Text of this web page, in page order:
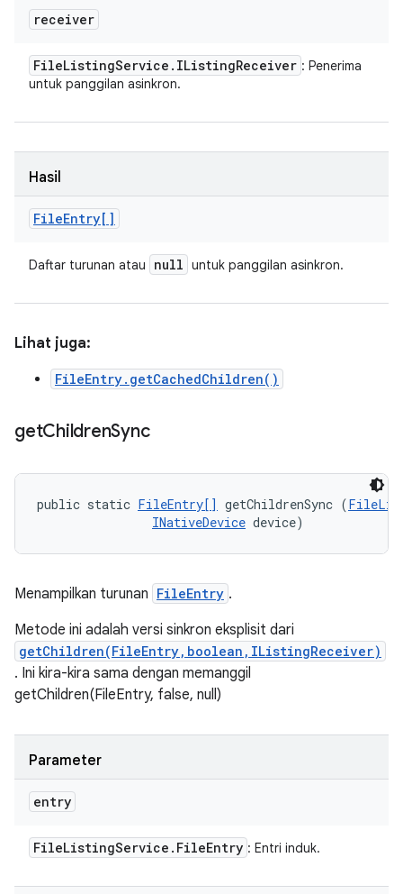
receiver
FileListingService . IListingReceiver : Penerima
untuk panggilan asinkron.
Hasil
FileEntry[]
Daftar turunan atau null untuk panggilan asinkron.
Lihat juga:
FileEntry.getCachedChildren()
getChildrenSync
public static FileEntry[] getChildrenSync (
INativeDevice device)
Menampilkan turunan FileEntry .
Metode ini adalah versi sinkron eksplisit dari
getChildren(FileEntry,boolean,IListingReceiver)
. Ini kira-kira sama dengan memanggil
getChildren(FileEntry, false, null)
Parameter
entry
FileListingService . FileEntry : Entri induk.